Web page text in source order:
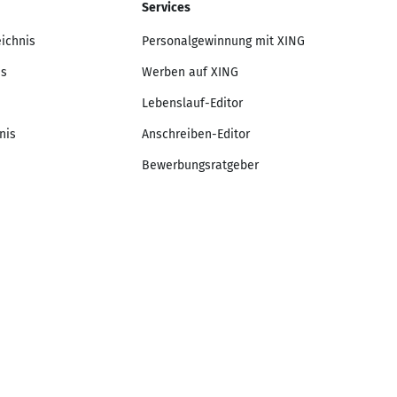
Services
Personalgewinnung mit XING
Werben auf XING
Lebenslauf-Editor
Anschreiben-Editor
Bewerbungsratgeber